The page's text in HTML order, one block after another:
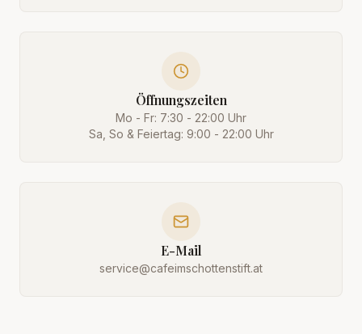
Öffnungszeiten
Mo - Fr: 7:30 - 22:00 Uhr
Sa, So & Feiertag: 9:00 - 22:00 Uhr
E-Mail
service@cafeimschottenstift.at